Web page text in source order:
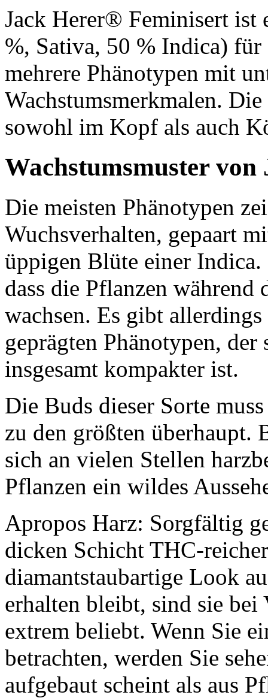
Jack Herer® Feminisert ist
%, Sativa, 50 % Indica)
mehrere Phänotypen mit
Wachstumsmerkmalen.
sowohl im Kopf als auch
Wachstumsmuster
Die meisten Phänotypen
Wuchsverhalten, gepaart
üppigen Blüte einer Indica.
dass die Pflanzen während
wachsen. Es gibt
geprägten Phänotypen,
insgesamt kompakter ist.
Die Buds dieser Sorte
zu den größten überhaupt.
sich an vielen Stellen
Pflanzen ein wildes
Apropos Harz: Sorgfältig
dicken Schicht THC-
diamantstaubartige Look
erhalten bleibt, sind sie bei
extrem beliebt. Wenn Sie
betrachten, werden Sie
aufgebaut scheint als aus